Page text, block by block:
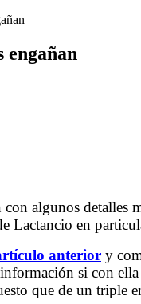
engañan
algunos detalles
Lactancio en
anterior y
si con
que de un triple